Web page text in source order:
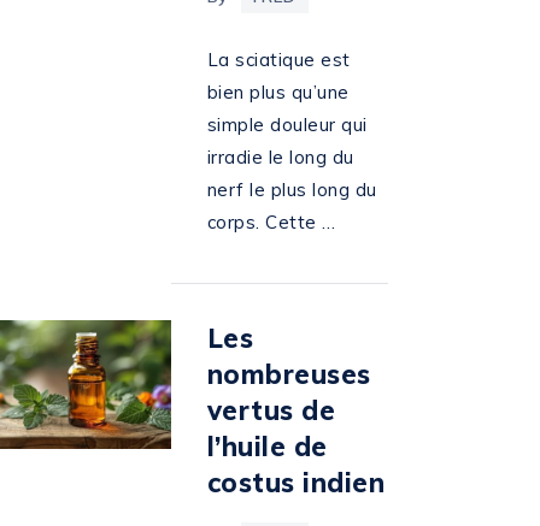
La sciatique est
bien plus qu’une
simple douleur qui
irradie le long du
nerf le plus long du
corps. Cette …
Les
nombreuses
vertus de
l’huile de
costus indien